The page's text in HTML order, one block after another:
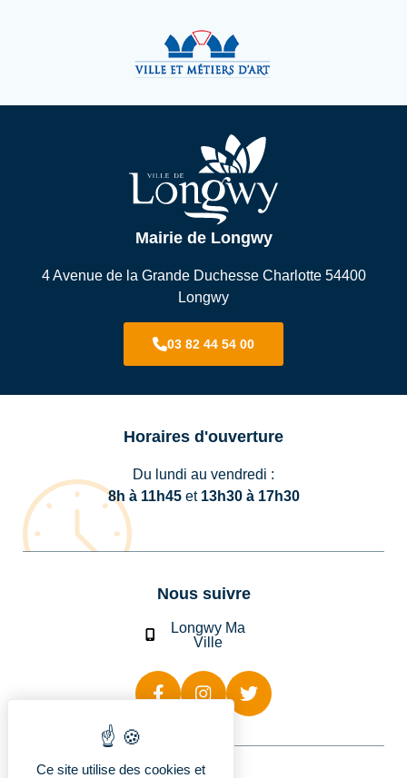
Mairie de Longwy
4 Avenue de la Grande Duchesse Charlotte 54400
Longwy
03 82 44 54 00
Horaires d'ouverture
Du lundi au vendredi :
8h à 11h45et 13h30 à 17h30
Nous suivre
Longwy Ma
Ville
Ce site utilise des cookies et